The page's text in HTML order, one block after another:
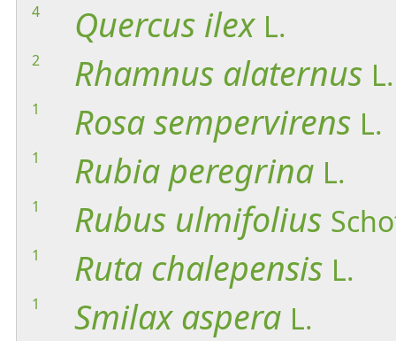
4 Quercus ilex L.
2 Rhamnus alaternus L.
1 Rosasempervirens L.
1 Rubia peregrina L.
1 Rubus ulmifolius
1 Ruta chalepensis L.
1 Smilax aspera L.